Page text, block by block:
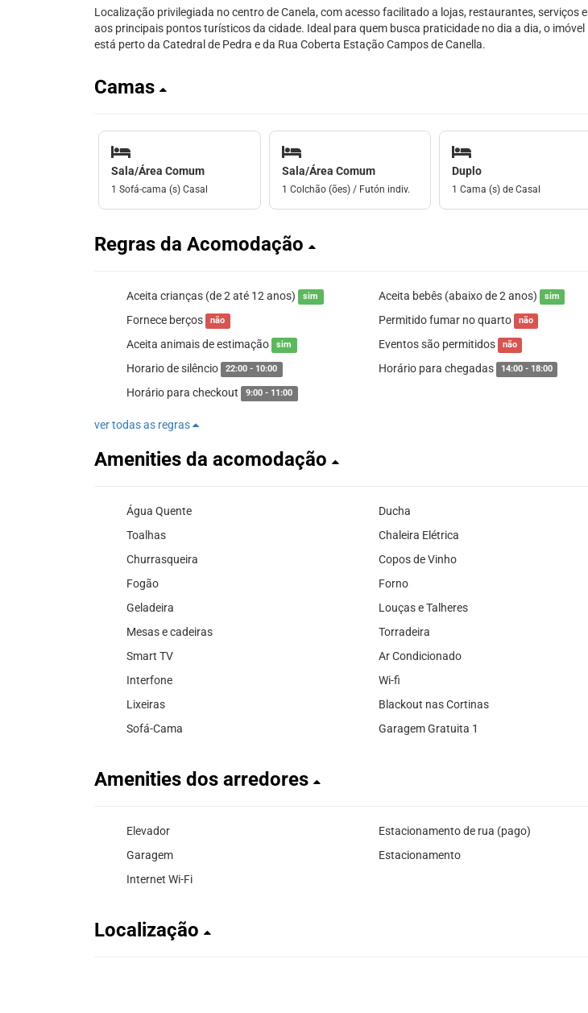
Localização privilegiada no centro de Canela, com acesso facilitado a lojas, restaurantes, serviços e
aos principais pontos turísticos da cidade. Ideal para quem busca praticidade no dia a dia, o imóvel
está perto da Catedral de Pedra e da Rua Coberta Estação Campos de Canella.
Camas
Sala/Área Comum
1 Sofá-cama (s) Casal
Sala/Área Comum
1 Colchão (ões) / Futón indiv.
Duplo
1 Cama (s) de Casal
Regras da Acomodação
Aceita crianças (de 2 até 12 anos) sim Aceita bebês (abaixo de 2 anos) sim
Fornece berços não Permitido fumar no quarto não
Aceita animais de estimação sim Eventos são permitidos não
Horario de silêncio 22:00 - 10:00 Horário para chegadas 14:00 - 18:00
Horário para checkout 9:00 - 11:00
ver todas as regras
Amenities da acomodação
Água Quente
Ducha
Toalhas
Chaleira Elétrica
Churrasqueira
Copos de Vinho
Fogão
Forno
Geladeira
Louças e Talheres
Mesas e cadeiras
Torradeira
Smart TV
Ar Condicionado
Interfone
Wi-fi
Lixeiras
Blackout nas Cortinas
Sofá-Cama
Garagem Gratuita 1
Amenities dos arredores
Elevador
Estacionamento de rua (pago)
Garagem
Estacionamento
Internet Wi-Fi
Localização